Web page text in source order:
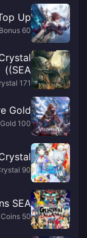
Up
60 Vouchers + 3 Bonus
(SEA)
171 Cabala Crystal
Gold
100 Gold
90 Crystal
SEA
50 Coins